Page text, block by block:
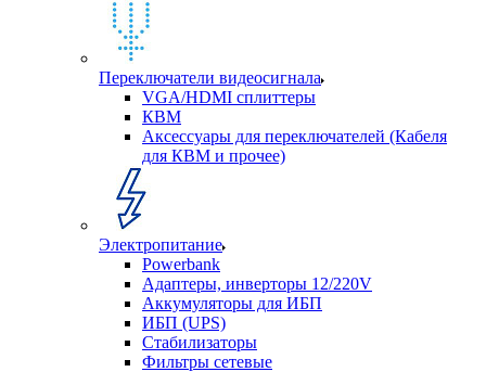
Переключатели видеосигнала
VGA/HDMI сплиттеры
КВМ
Аксессуары для переключателей (Кабеля
для КВМ и прочее)
Электропитание
Powerbank
Адаптеры, инверторы 12/220V
Аккумуляторы для ИБП
ИБП (UPS)
Стабилизаторы
Фильтры сетевые